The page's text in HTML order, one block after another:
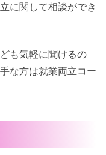
に関して相談ができ
も気軽に聞けるの
な方は就業両立コー